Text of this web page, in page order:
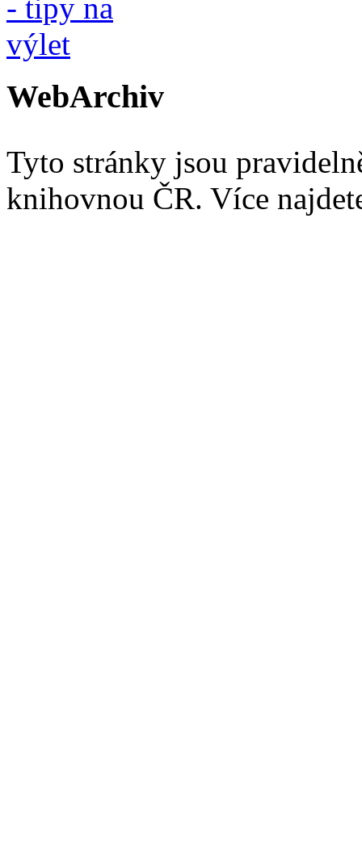
WebArchiv
Tyto stránky jsou
knihovnou ČR. Více